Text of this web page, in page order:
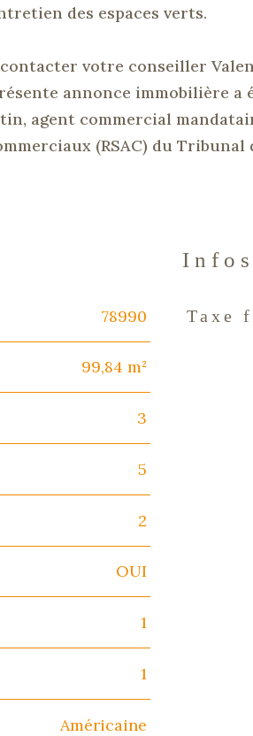
des espaces verts.
votre conseiller
annonce immobilière a
agent commercial
(RSAC) du Tribunal
78990
99,84 m²
3
5
2
OUI
1
1
Américaine
Taxe